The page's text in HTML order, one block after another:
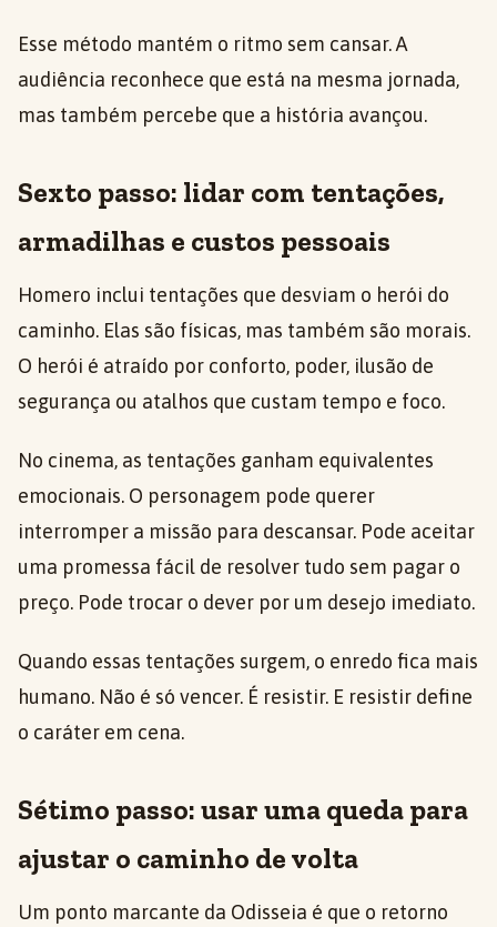
Esse método mantém o ritmo sem cansar. A
audiência reconhece que está na mesma jornada,
mas também percebe que a história avançou.
Sexto passo: lidar com tentações,
armadilhas e custos pessoais
Homero inclui tentações que desviam o herói do
caminho. Elas são físicas, mas também são morais.
O herói é atraído por conforto, poder, ilusão de
segurança ou atalhos que custam tempo e foco.
No cinema, as tentações ganham equivalentes
emocionais. O personagem pode querer
interromper a missão para descansar. Pode aceitar
uma promessa fácil de resolver tudo sem pagar o
preço. Pode trocar o dever por um desejo imediato.
Quando essas tentações surgem, o enredo fica mais
humano. Não é só vencer. É resistir. E resistir define
o caráter em cena.
Sétimo passo: usar uma queda para
ajustar o caminho de volta
Um ponto marcante da Odisseia é que o retorno